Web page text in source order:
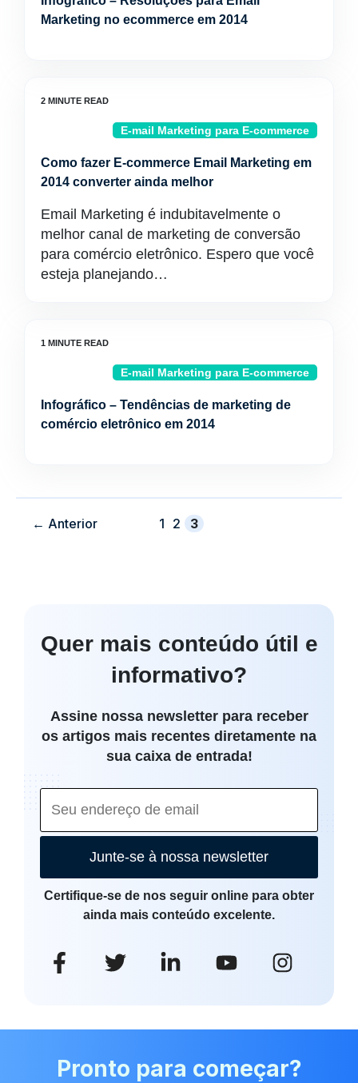
Marketing no ecommerce em 2014
E-mail Marketing para E-commerce
Como fazer E-commerce Email Marketing em
2014 converter ainda melhor
Email Marketing é indubitavelmente o
melhor canal de marketing de conversão
para comércio eletrônico. Espero que você
esteja planejando…
E-mail Marketing para E-commerce
Infográfico – Tendências de marketing de
comércio eletrônico em 2014
← Anterior Página
1 Página
2 Página
3
Quer mais conteúdo útil e
informativo?
Assine nossa newsletter para receber
os artigos mais recentes diretamente na
sua caixa de entrada!
Junte-se à nossa newsletter
Certifique-se de nos seguir online para obter
ainda mais conteúdo excelente.
Pronto para começar?